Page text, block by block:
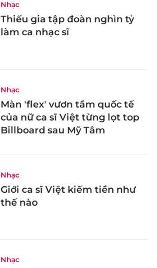
Nhạc
Thiếu gia tập đoàn nghìn tỷ
làm ca nhạc sĩ
Nhạc
Màn 'flex' vươn tầm quốc tế
của nữ ca sĩ Việt từng lọt top
Billboard sau Mỹ Tâm
Nhạc
Giới ca sĩ Việt kiếm tiền như
thế nào
Nhạc